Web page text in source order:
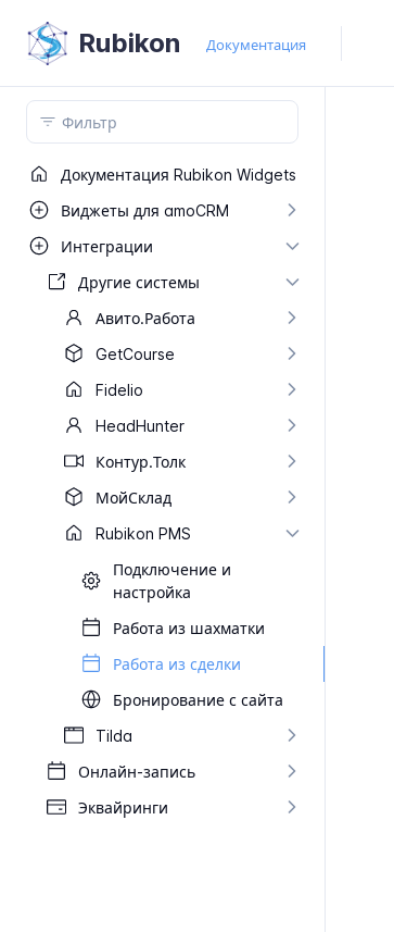
Rubikon Документация
Документация Rubikon Widgets
Виджеты для amo​CRM
Интеграции
Другие системы
Авито.​Работа
Get​Course
Fidelio
Head​Hunter
Контур.​Толк
Мой​Склад
Rubikon PMS
Подключение и
настройка
Работа из шахматки
Работа из сделки
Бронирование с сайта
Tilda
Онлайн-​запись
Эквайринги